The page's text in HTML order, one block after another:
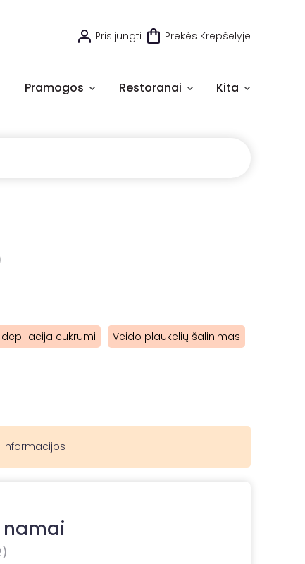
Prisijungti Prekės Krepšelyje
Pramogos Restoranai Kita
cukrumi Veido plaukelių šalinimas
informacijos
namai